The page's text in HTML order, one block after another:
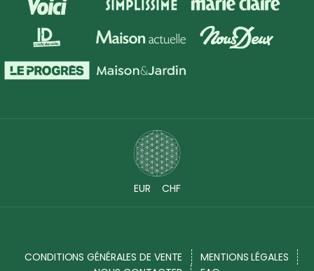
EUR CHF
CONDITIONS GÉNÉRALES DE VENTE
MENTIONS LÉGALES